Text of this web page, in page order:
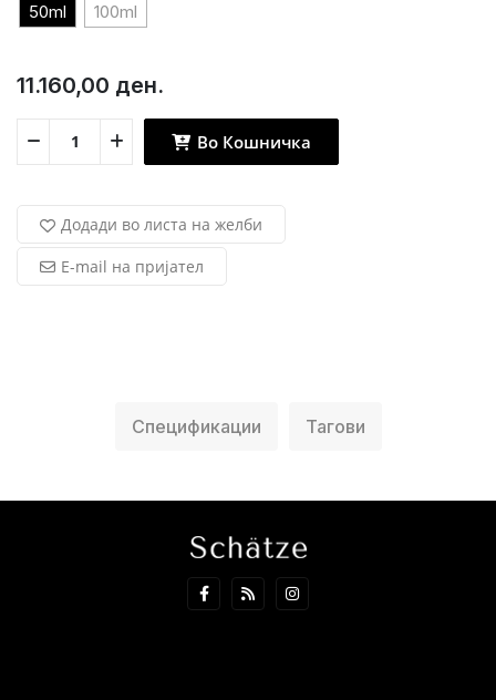
50ml
100ml
11.160,00 ден.
Во Кошничка
Додади во листа на желби
E-mail на пријател
Спецификации Тагови